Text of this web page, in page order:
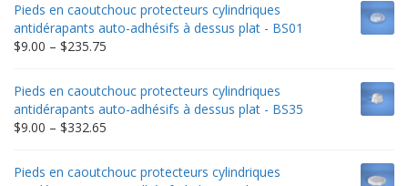
Pieds en caoutchouc protecteurs cylindriques
antidérapants auto-adhésifs à dessus plat - BS01
$9.00 – $235.75
$9.00
through
$235.75
Pieds en caoutchouc protecteurs cylindriques
antidérapants auto-adhésifs à dessus plat - BS35
$9.00 – $332.65
$9.00
through
Pieds en caoutchouc protecteurs cylindriques